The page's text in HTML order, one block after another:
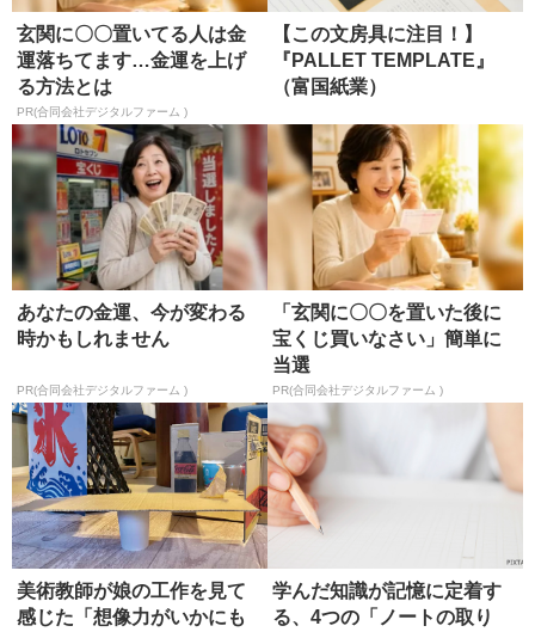
玄関に〇〇置いてる人は金
運落ちてます…金運を上げ
る方法とは
PR(合同会社デジタルファーム )
【この文房具に注目！】
『PALLET TEMPLATE』
（富国紙業）
あなたの金運、今が変わる
時かもしれません
PR(合同会社デジタルファーム )
「玄関に〇〇を置いた後に
宝くじ買いなさい」簡単に
当選
PR(合同会社デジタルファーム )
美術教師が娘の工作を見て
感じた「想像力がいかにも
学んだ知識が記憶に定着す
る、4つの「ノートの取り